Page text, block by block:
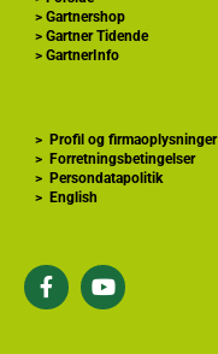
> Gartnershop
> Gartner Tidende
> GartnerInfo
> Profil og firmaoplysninger
> Forretningsbetingelser
> Persondatapolitik
> English